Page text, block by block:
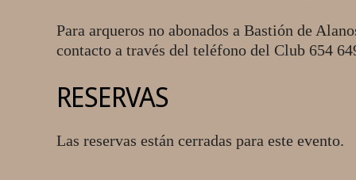
Para arqueros no abonados a Bastión de
contacto a través del teléfono del Club 654
RESERVAS
Las reservas están cerradas para este evento.